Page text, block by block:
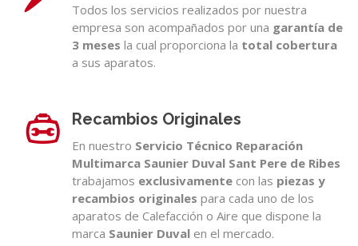
Todos los servicios realizados por nuestra
empresa son acompañados por una garantía de
3 meses la cual proporciona la total cobertura
a sus aparatos.
Recambios Originales
En nuestro Servicio Técnico Reparación
Multimarca Saunier Duval Sant Pere de Ribes
trabajamos exclusivamente con las piezas y
recambios originales para cada uno de los
aparatos de Calefacción o Aire que dispone la
marca Saunier Duval en el mercado.